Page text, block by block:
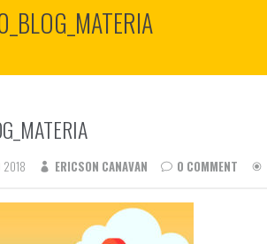
2018 ERICSON CANAVAN 0 COMMENT